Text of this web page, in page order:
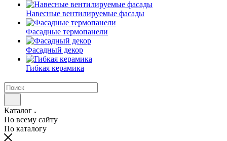
Навесные вентилируемые фасады
Фасадные термопанели
Фасадный декор
Гибкая керамика
Каталог
По всему сайту
По каталогу